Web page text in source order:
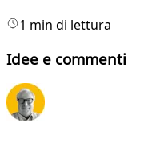
1 min di lettura
Idee e commenti